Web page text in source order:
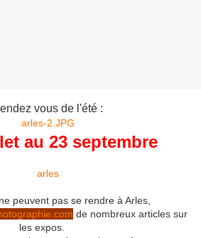
vous de l'été :
au 23 septembre
peuvent pas se rendre à Arles,
de nombreux articles sur
les expos.